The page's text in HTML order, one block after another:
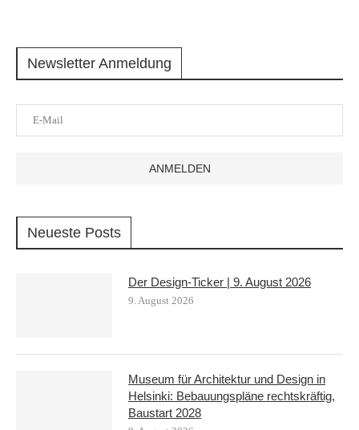
Newsletter Anmeldung
Neueste Posts
Der Design-Ticker | 9. August 2026
9. August 2026
Museum für Architektur und Design in
Helsinki: Bebauungspläne rechtskräftig,
Baustart 2028